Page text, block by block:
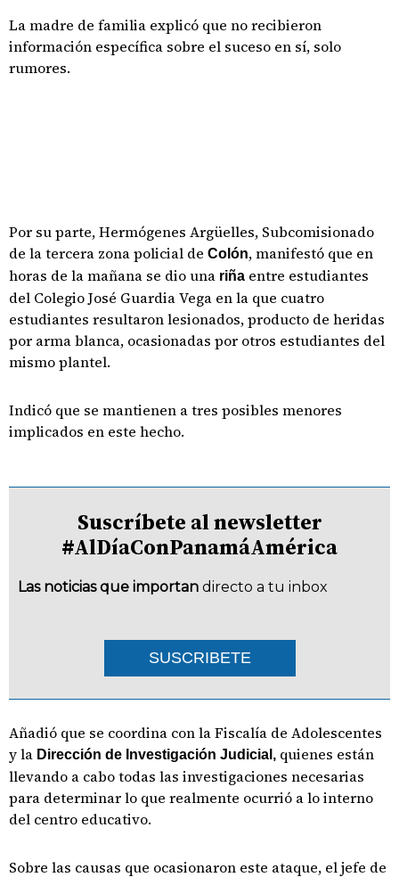
La madre de familia explicó que no recibieron
información específica sobre el suceso en sí, solo
rumores.
Por su parte, Hermógenes Argüelles, Subcomisionado
de la tercera zona policial de Colón, manifestó que en
horas de la mañana se dio una riña entre estudiantes
del Colegio José Guardia Vega en la que cuatro
estudiantes resultaron lesionados, producto de heridas
por arma blanca, ocasionadas por otros estudiantes del
mismo plantel.
Indicó que se mantienen a tres posibles menores
implicados en este hecho.
Suscríbete al newsletter
#AlDíaConPanamáAmérica
Las noticias que importan directo a tu inbox
SUSCRIBETE
Añadió que se coordina con la Fiscalía de Adolescentes
y la Dirección de Investigación Judicial, quienes están
llevando a cabo todas las investigaciones necesarias
para determinar lo que realmente ocurrió a lo interno
del centro educativo.
Sobre las causas que ocasionaron este ataque, el jefe de